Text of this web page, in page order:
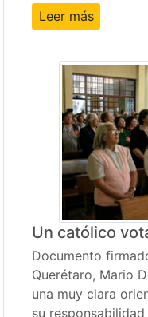
Leer más
Un católico
Documento
Querétaro, Mario
una muy clara
su